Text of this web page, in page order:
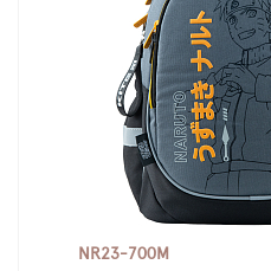
NR23-700M